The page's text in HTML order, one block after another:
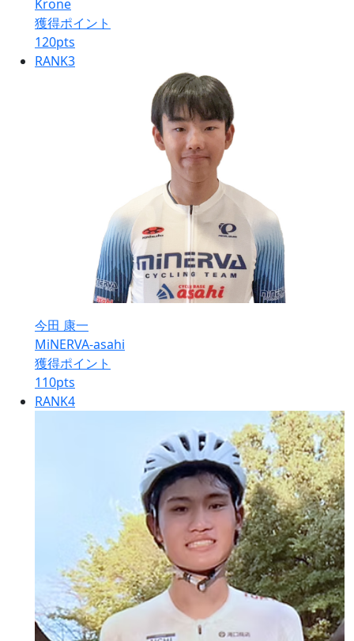
Krone
獲得ポイント
120pts
RANK3
今田 康一
MiNERVA-asahi
獲得ポイント
110pts
RANK4